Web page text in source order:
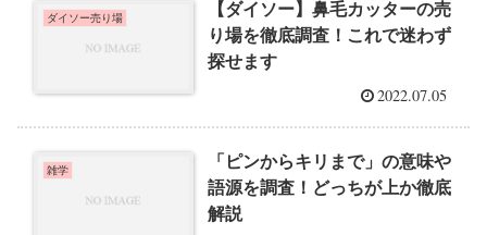
ダイソー売り場
【ダイソー】鼻毛カッターの売
り場を徹底調査！これで迷わず
探せます
2022.07.05
雑学
「ピンからキリまで」の意味や
語源を調査！どっちが上か徹底
解説